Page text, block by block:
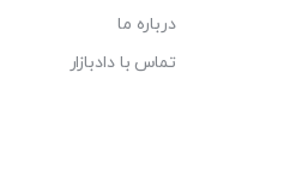
درباره ما
تماس با دادبازار